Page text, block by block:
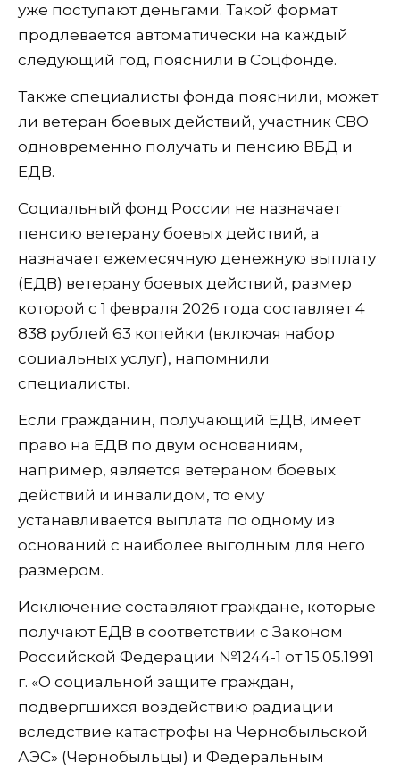
уже поступают деньгами. Такой формат
продлевается автоматически на каждый
следующий год, пояснили в Соцфонде.
Также специалисты фонда пояснили, может
ли ветеран боевых действий, участник СВО
одновременно получать и пенсию ВБД и
ЕДВ.
Социальный фонд России не назначает
пенсию ветерану боевых действий, а
назначает ежемесячную денежную выплату
(ЕДВ) ветерану боевых действий, размер
которой с 1 февраля 2026 года составляет 4
838 рублей 63 копейки (включая набор
социальных услуг), напомнили
специалисты.
Если гражданин, получающий ЕДВ, имеет
право на ЕДВ по двум основаниям,
например, является ветераном боевых
действий и инвалидом, то ему
устанавливается выплата по одному из
оснований с наиболее выгодным для него
размером.
Исключение составляют граждане, которые
получают ЕДВ в соответствии с Законом
Российской Федерации №1244-1 от 15.05.1991
г. «О социальной защите граждан,
подвергшихся воздействию радиации
вследствие катастрофы на Чернобыльской
АЭС» (Чернобыльцы) и Федеральным